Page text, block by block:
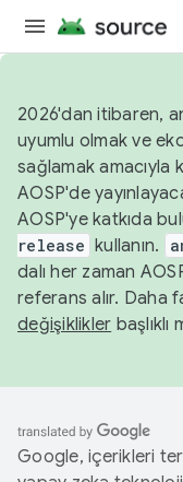
2026'dan itibaren,
uyumlu olmak ve
sağlamak amacıyla
AOSP'de
AOSP'ye katkıda
release kullanın.
dalı her zaman
referans alır. Daha
değişiklikler başlıklı
Google, içerikleri